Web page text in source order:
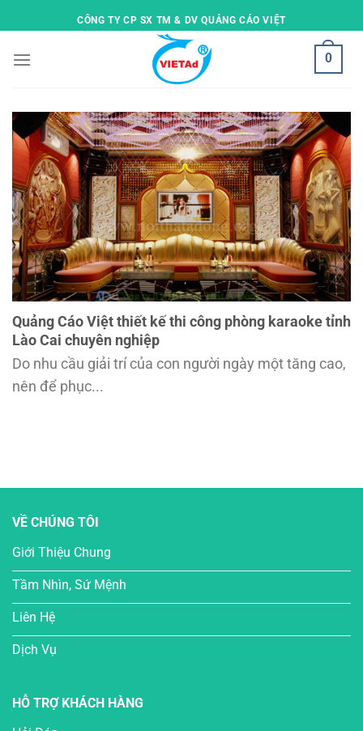
to
CÔNG TY CP SX TM & DV QUẢNG CÁO VIỆT
0
Quảng Cáo Việt thiết kế thi công phòng karaoke tỉnh
Lào Cai chuyên nghiệp
Do nhu cầu giải trí của con người ngày một tăng cao,
nên để phục...
VỀ CHÚNG TÔI
Giới Thiệu Chung
Tầm Nhìn, Sứ Mệnh
Liên Hệ
Dịch Vụ
HỖ TRỢ KHÁCH HÀNG